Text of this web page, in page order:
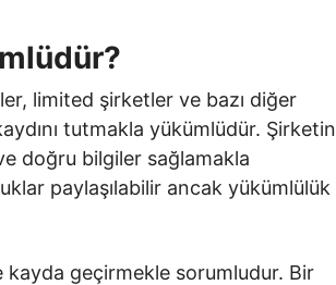
limited şirketler ve bazı diğer
tutmakla yükümlüdür. Şirketin
doğru bilgiler sağlamakla
paylaşılabilir ancak yükümlülük
geçirmekle sorumludur. Bir